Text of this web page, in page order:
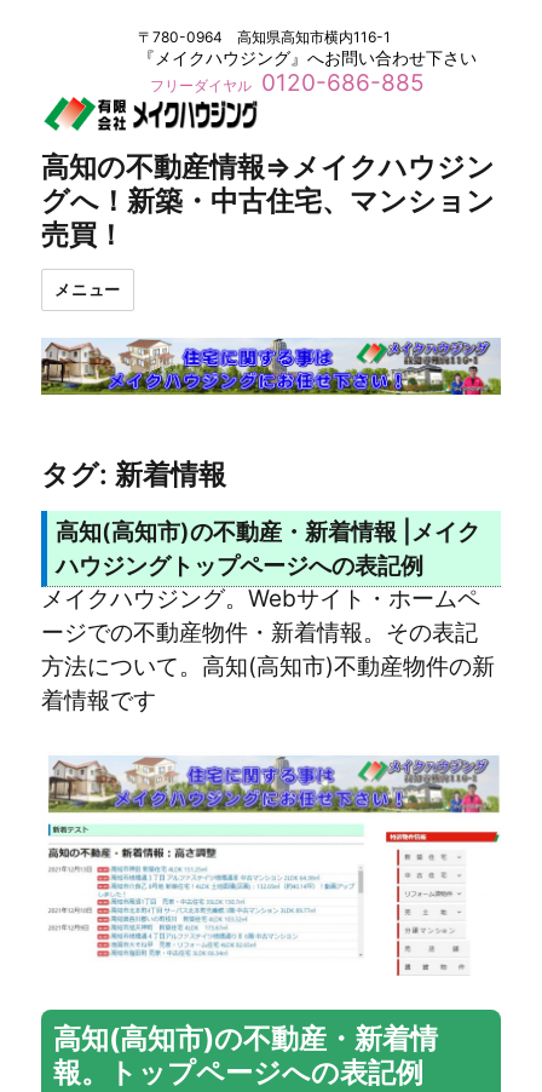
〒780-0964 高知県高知市横内116-1
『メイクハウジング』へお問い合わせ下さい
フリーダイヤル 0120-686-885
高知の不動産情報⇒メイクハウジン
グへ！新築・中古住宅、マンション
売買！
メニュー
タグ: 新着情報
高知(高知市)の不動産・新着情報 |メイク
ハウジングトップページへの表記例
メイクハウジング。Webサイト・ホームペ
ージでの不動産物件・新着情報。その表記
方法について。高知(高知市)不動産物件の新
着情報です
高知(高知市)の不動産・新着情
報。トップページへの表記例